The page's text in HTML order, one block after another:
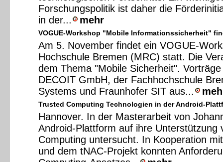
Forschungspolitik ist daher die
in der...
mehr
VOGUE-Workshop "Mobile Informationssicherheit"
Am 5. November findet ein VOGUE-
Hochschule Bremen (MRC) statt. Die
dem Thema "Mobile Sicherheit".
DECOIT GmbH, der Fachhochschule
Systems und Fraunhofer SIT aus...
Trusted Computing Technologien in der Android-
Hannover. In der Masterarbeit von
Android-Plattform auf ihre Unterstützung
Computing untersucht. In Kooperation
und dem tNAC-Projekt konnten